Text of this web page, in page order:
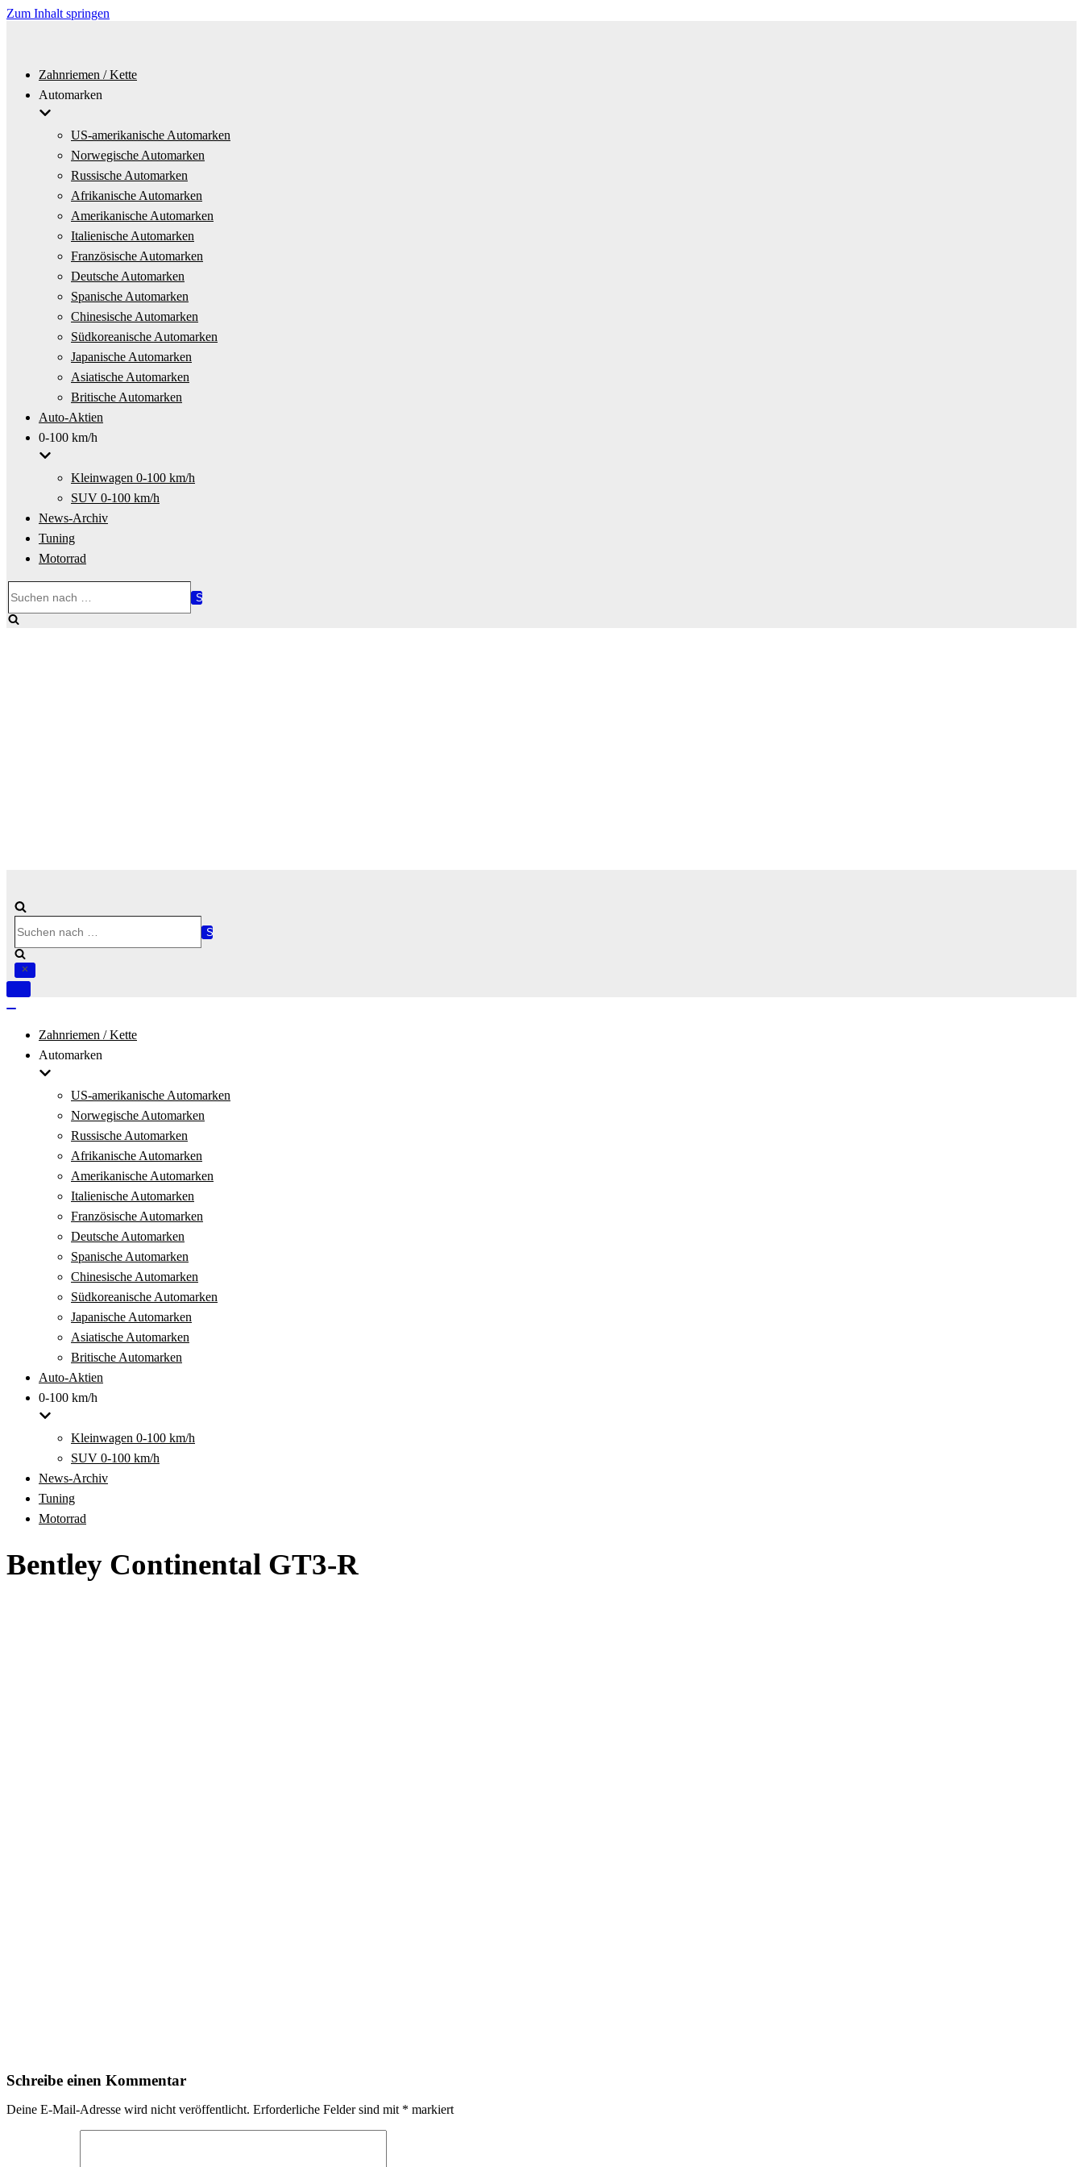
Zum Inhalt springen
Zahnriemen / Kette
Automarken
US-amerikanische Automarken
Norwegische Automarken
Russische Automarken
Afrikanische Automarken
Amerikanische Automarken
Italienische Automarken
Französische Automarken
Deutsche Automarken
Spanische Automarken
Chinesische Automarken
Südkoreanische Automarken
Japanische Automarken
Asiatische Automarken
Britische Automarken
Auto-Aktien
0-100 km/h
Kleinwagen 0-100 km/h
SUV 0-100 km/h
News-Archiv
Tuning
Motorrad
nach …
nach …
Navigation
Zahnriemen / Kette
Automarken
US-amerikanische Automarken
Norwegische Automarken
Russische Automarken
Afrikanische Automarken
Amerikanische Automarken
Italienische Automarken
Französische Automarken
Deutsche Automarken
Spanische Automarken
Chinesische Automarken
Südkoreanische Automarken
Japanische Automarken
Asiatische Automarken
Britische Automarken
Auto-Aktien
0-100 km/h
Kleinwagen 0-100 km/h
SUV 0-100 km/h
News-Archiv
Tuning
Motorrad
Bentley Continental GT3-R
Schreibe einen Kommentar
Deine E-Mail-Adresse wird nicht veröffentlicht. Erforderliche Felder sind mit * markiert